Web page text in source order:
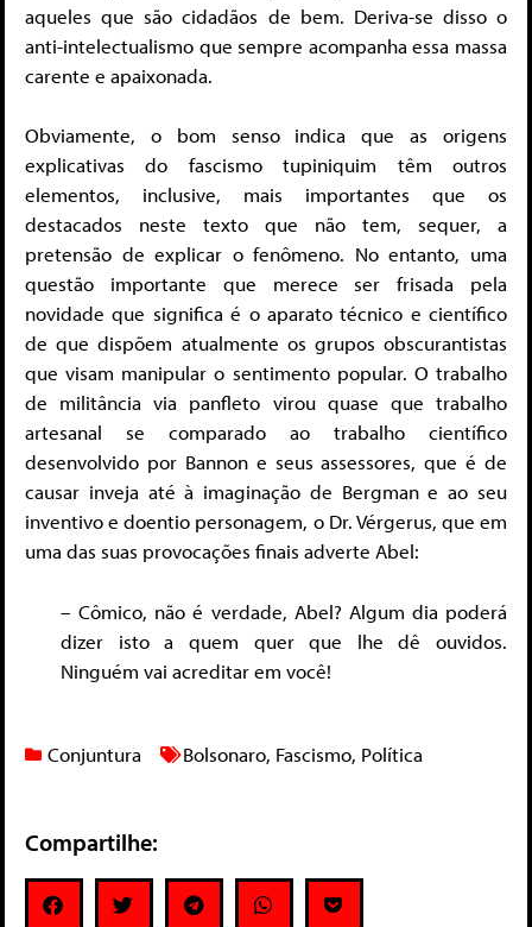
aqueles que são cidadãos de bem. Deriva-se disso o
anti-intelectualismo que sempre acompanha essa massa
carente e apaixonada.
Obviamente, o bom senso indica que as origens
explicativas do fascismo tupiniquim têm outros
elementos, inclusive, mais importantes que os
destacados neste texto que não tem, sequer, a
pretensão de explicar o fenômeno. No entanto, uma
questão importante que merece ser frisada pela
novidade que significa é o aparato técnico e científico
de que dispõem atualmente os grupos obscurantistas
que visam manipular o sentimento popular. O trabalho
de militância via panfleto virou quase que trabalho
artesanal se comparado ao trabalho científico
desenvolvido por Bannon e seus assessores, que é de
causar inveja até à imaginação de Bergman e ao seu
inventivo e doentio personagem, o Dr. Vérgerus, que em
uma das suas provocações finais adverte Abel:
– Cômico, não é verdade, Abel? Algum dia poderá
dizer isto a quem quer que lhe dê ouvidos.
Ninguém vai acreditar em você!
Conjuntura Bolsonaro, Fascismo, Política
Compartilhe: